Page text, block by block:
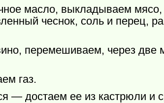
масло, выкладываем
чеснок, соль и перец,
перемешиваем, через
газ.
— достаем ее из кастрюли и